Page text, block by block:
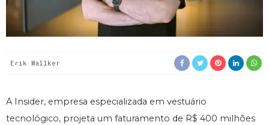
Erik Wallker
A Insider, empresa especializada em vestuário
tecnológico, projeta um faturamento de R$ 400 milhões